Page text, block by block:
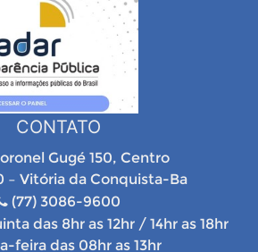
CONTATO
Gugé 150, Centro
– Vitória da Conquista-Ba
(77) 3086-9600
das 8hr as 12hr / 14hr as 18hr
feira das 08hr as 13hr